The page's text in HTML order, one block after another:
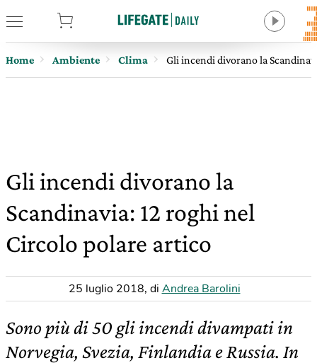
Home Ambiente Clima Gli incendi divorano la
Gli incendi divorano la
Scandinavia: 12 roghi nel
Circolo polare artico
25 luglio 2018, di Andrea Barolini
Sono più di 50 gli incendi divampati in
Norvegia, Svezia, Finlandia e Russia. In